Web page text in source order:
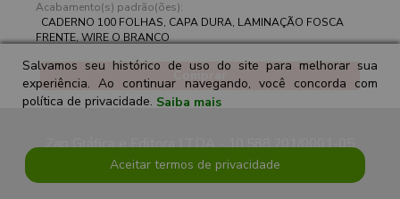
Acabamento(s) padrão(ões):
CADERNO 100 FOLHAS, CAPA DURA, LAMINAÇÃO FOSCA
FRENTE, WIRE O BRANCO
Comprar
Zap Gráfica e Editora LTDA - 10.588.201/0001-05
Salvamos seu histórico de uso do site para melhorar sua
experiência. Ao continuar navegando, você concorda com
política de privacidade. Saiba mais
Aceitar termos de privacidade